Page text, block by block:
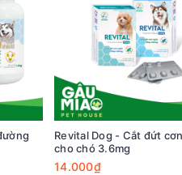
Revital Dog - Cắt đứt
cho chó 3.6mg
14.000₫